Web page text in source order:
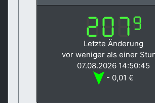
Letzte Änderung
vor weniger als einer
07.08.2026 14:50:45
- 0,01 €